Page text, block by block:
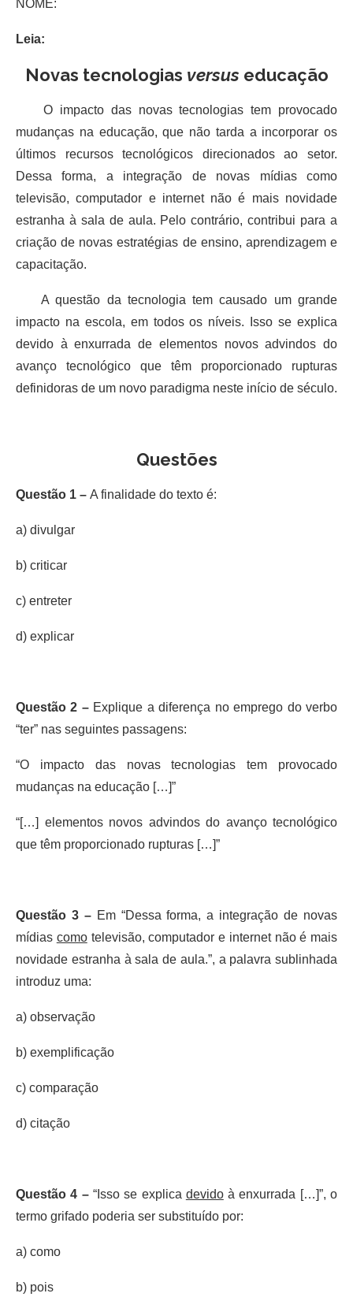
NOME:
Leia:
Novas tecnologias versus educação
O impacto das novas tecnologias tem provocado
mudanças na educação, que não tarda a incorporar os
últimos recursos tecnológicos direcionados ao setor.
Dessa forma, a integração de novas mídias como
televisão, computador e internet não é mais novidade
estranha à sala de aula. Pelo contrário, contribui para a
criação de novas estratégias de ensino, aprendizagem e
capacitação.
A questão da tecnologia tem causado um grande
impacto na escola, em todos os níveis. Isso se explica
devido à enxurrada de elementos novos advindos do
avanço tecnológico que têm proporcionado rupturas
definidoras de um novo paradigma neste início de século.
Questões
Questão 1 – A finalidade do texto é:
a) divulgar
b) criticar
c) entreter
d) explicar
Questão 2 – Explique a diferença no emprego do verbo
“ter” nas seguintes passagens:
“O impacto das novas tecnologias tem provocado
mudanças na educação […]”
“[…] elementos novos advindos do avanço tecnológico
que têm proporcionado rupturas […]”
Questão 3 –Em “Dessa forma, a integração de novas
mídias comotelevisão, computador e internet não é mais
novidade estranha à sala de aula.”, a palavra sublinhada
introduz uma:
a) observação
b) exemplificação
c) comparação
d) citação
Questão 4 – “Isso se explica devidoà enxurrada […]”, o
termo grifado poderia ser substituído por:
a) como
b) pois